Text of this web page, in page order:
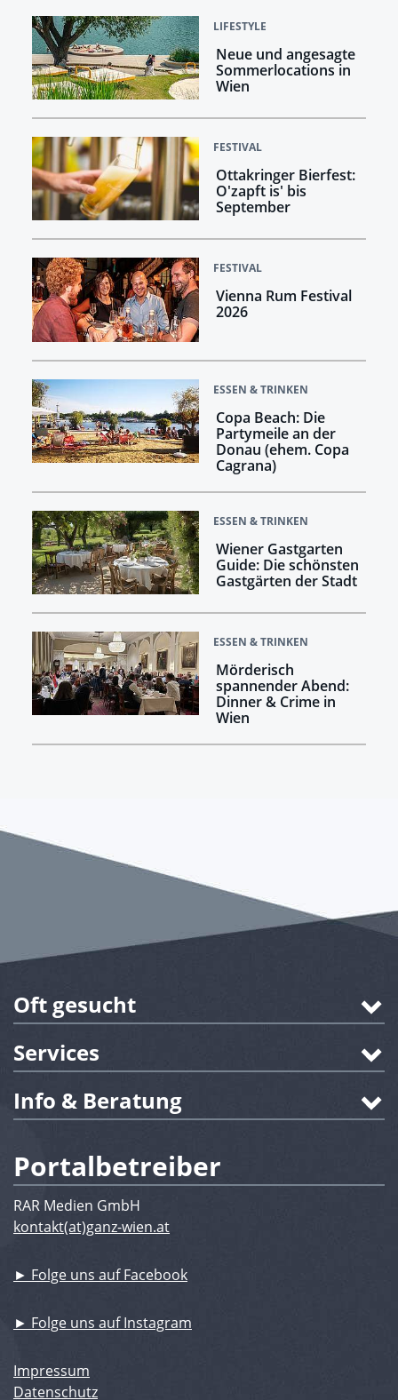
LIFESTYLE
Neue und angesagte
Sommerlocations in
Wien
FESTIVAL
Ottakringer Bierfest:
O'zapft is' bis
September
FESTIVAL
Vienna Rum Festival
2026
ESSEN & TRINKEN
Copa Beach: Die
Partymeile an der
Donau (ehem. Copa
Cagrana)
ESSEN & TRINKEN
Wiener Gastgarten
Guide: Die schönsten
Gastgärten der Stadt
ESSEN & TRINKEN
Mörderisch
spannender Abend:
Dinner & Crime in
Wien
Oft gesucht
Services
Info & Beratung
Portalbetreiber
RAR Medien GmbH
kontakt(at)ganz-wien.at
► Folge uns auf Facebook
► Folge uns auf Instagram
Impressum
Datenschutz